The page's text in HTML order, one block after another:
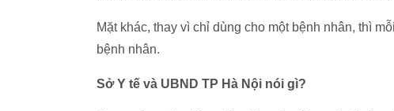
Mặt khác, thay vì chỉ dùng cho một bệnh nhân, thì
bệnh nhân.
Sở Y tế và UBND TP Hà Nội nói gì?